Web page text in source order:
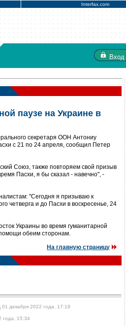
Interfax.com
Вход
паузе на Украине в
секретаря ООН Антониу
с 21 по 24 апреля, сообщил Петер
Союз, также повторяем свой призыв
Пасхи, я бы сказал - навечно", -
"Сегодня я призываю к
четверга и до Пасхи в воскресенье, 24
Украины во время гуманитарной
обеим сторонам.
На главную страницу
01 декабря 2022 года, 17:19
года, 15:34